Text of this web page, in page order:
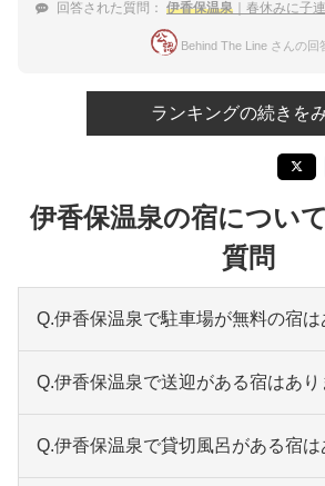
回答された質問： 伊香保温泉 ｜春休みに子連れで
Behind The Line さんの回
ランキングの続きを
伊香保温泉の宿につい
質問
Q.伊香保温泉で駐車場が無料の宿は
伊香保温泉 人気の露天風呂付
伊香保温泉 和心の宿 大森
Q.伊香保温泉で送迎がある宿はあり
伊香保温泉 ホテルいかほ銀水
Q.伊香保温泉で貸切風呂がある宿は